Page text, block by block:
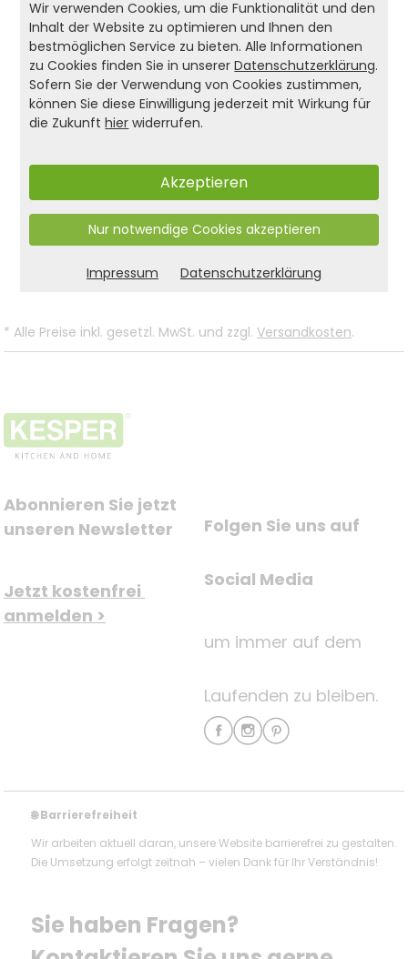
Holzmaserung ist jedes Brett ein Unikat, das
rustikalen Charme und stilvolle Eleganz
verbindet. Ob für gesellige Abende, Buffets oder
Grillpartys – dieses Servier- und Anrichtebrett ist
vielseitig einsetzbar und bringt Natur pur in Ihre
Küche. Mit KESPER setzen Sie auf Qualität,
Eindruck macht.
Produkt- und Sicherheitshinweise:
Zurück zur Liste
* Alle Preise inkl. gesetzl. MwSt. und zzgl. Versandkosten.
Abonnieren Sie jetzt
unseren Newsletter
Jetzt kostenfrei
anmelden >
Folgen Sie uns auf
Social Media
um immer auf dem
Laufenden zu bleiben.
🌐Barrierefreiheit
Wir arbeiten aktuell daran, unsere Website barrierefrei zu gestalten.
Die Umsetzung erfolgt zeitnah – vielen Dank für Ihr Verständnis!
Sie haben Fragen?
Wir verwenden Cookies, um die Funktionalität und den
Inhalt der Website zu optimieren und Ihnen den
bestmöglichen Service zu bieten. Alle Informationen
zu Cookies finden Sie in unsererDatenschutzerklärung.
Sofern Sie der Verwendung von Cookies zustimmen,
können Sie diese Einwilligung jederzeit mit Wirkung für
die Zukunfthier widerrufen.
Akzeptieren
Nur notwendige Cookies akzeptieren
Impressum Datenschutzerklärung